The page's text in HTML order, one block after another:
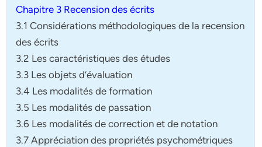
Chapitre 3 Recension des écrits
3.1 Considérations méthodologiques de la recension
des écrits
3.2 Les caractéristiques des études
3.3 Les objets d’évaluation
3.4 Les modalités de formation
3.5 Les modalités de passation
3.6 Les modalités de correction et de notation
3.7 Appréciation des propriétés psychométriques